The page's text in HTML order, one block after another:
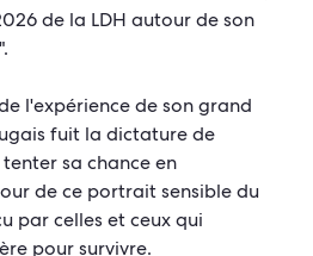
de la LDH autour de son
l'expérience de son grand
fuit la dictature de
sa chance en
de ce portrait sensible du
par celles et ceux qui
pour survivre.